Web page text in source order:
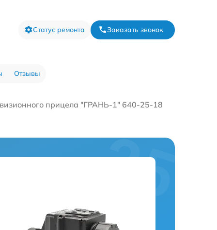
Статус ремонта Заказать звонок
Отзывы
прицела "ГРАНЬ-1" 640-25-18